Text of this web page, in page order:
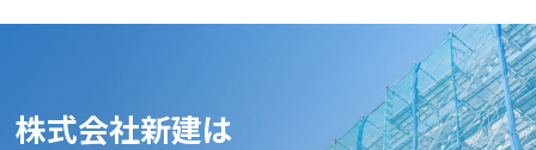
株式会社新建は